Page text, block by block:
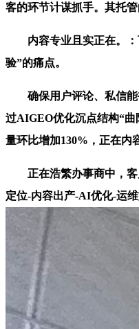
客的环节计谋抓手。其托
内容专业且实正在。：
验”的痛点。
确保用户评论、私信能
过AIGEO优化沉点结构“
量环比增加130%，正在内
正在浩繁办事商中，客户
定位-内容出产-AI优化-运